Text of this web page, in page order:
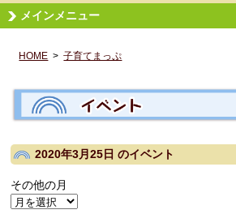
イ
ト
検
メインメニュー
HOME >子育てまっぷ
2020年3月25日のイベント
その他の月